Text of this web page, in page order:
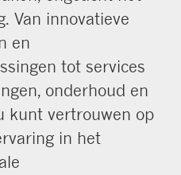
Van innovatieve
en
tot services
onderhoud en
kunt vertrouwen op
in het